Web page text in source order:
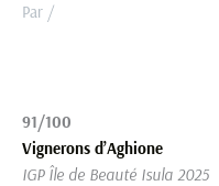
Par /
91/100
Vignerons d’Aghione
IGP Île de Beauté Isula 2025